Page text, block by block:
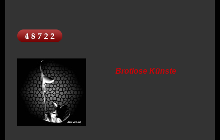
Brotlose Künste